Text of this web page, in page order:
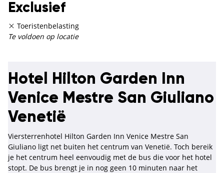
Exclusief
Toeristenbelasting
Te voldoen op locatie
Hotel Hilton Garden Inn
Venice Mestre San Giuliano
Venetië
Viersterrenhotel Hilton Garden Inn Venice Mestre San
Giuliano ligt net buiten het centrum van Venetië. Toch bereik
je het centrum heel eenvoudig met de bus die voor het hotel
stopt. De bus brengt je in nog geen 10 minuten naar het